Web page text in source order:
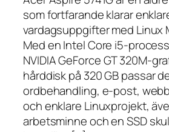
som fortfarande klarar
vardagsuppgifter med Linux
Med en Intel Core i5-
NVIDIA GeForce GT 320M-
hårddisk på 320 GB passar
ordbehandling, e-post,
och enklare Linuxprojekt,
arbetsminne och en SSD